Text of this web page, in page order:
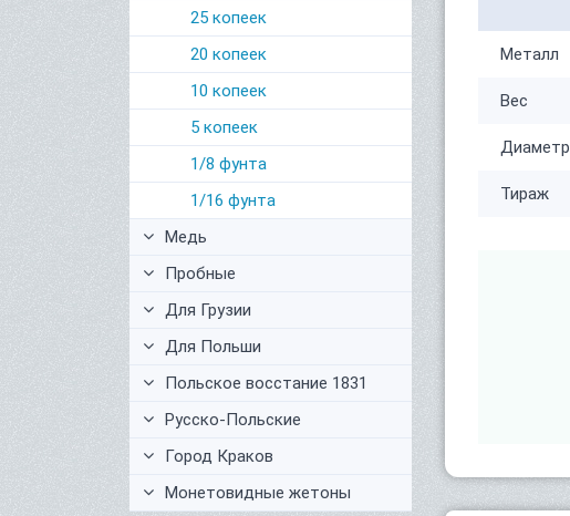
25 копеек
20 копеек
10 копеек
5 копеек
1/8 фунта
1/16 фунта
Медь
Пробные
Для Грузии
Для Польши
Польское восстание 1831
Русско-Польские
Город Краков
Монетовидные жетоны
Металл
Вес
Диаметр
Тираж